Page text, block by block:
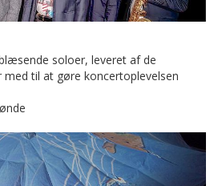
soloer, leveret af de
til at gøre koncertoplevelsen